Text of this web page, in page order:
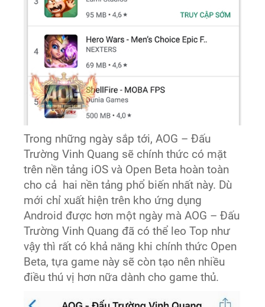
Trong những ngày sắp tới, AOG – Đấu
Trường Vinh Quang sẽ chính thức có mặt
trên nền tảng iOS và Open Beta hoàn toàn
cho cả hai nền tảng phổ biến nhất này. Dù
mới chỉ xuất hiện trên kho ứng dụng
Android được hơn một ngày mà AOG – Đấu
Trường Vinh Quang đã có thể leo Top như
vậy thì rất có khả năng khi chính thức Open
Beta, tựa game này sẽ còn tạo nên nhiều
điều thú vị hơn nữa dành cho game thủ.